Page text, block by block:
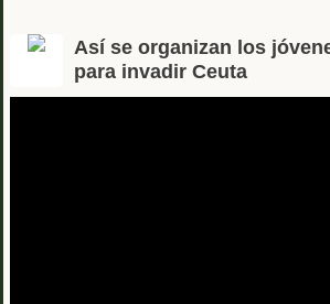
Así se organizan los
para invadir Ceuta